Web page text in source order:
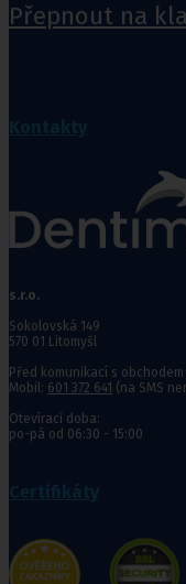
Přepnout na
s.r.o.
Sokolovská 149
570 01 Litomyšl
Před komunikací s
Mobil: 601 372 641 (na SMS
Otevírací doba:
po-pá od 06:30 - 15:00